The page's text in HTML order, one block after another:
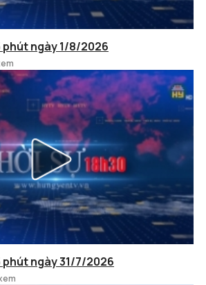
phút ngày 1/8/2026
phút ngày 31/7/2026